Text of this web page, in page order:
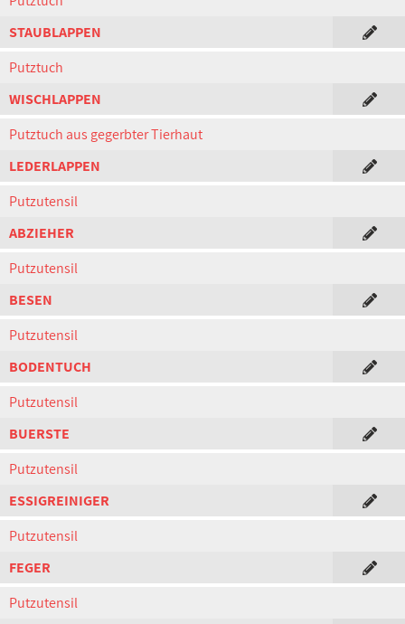
STAUBLAPPEN
Putztuch
WISCHLAPPEN
Putztuch aus gegerbter Tierhaut
LEDERLAPPEN
Putzutensil
ABZIEHER
Putzutensil
BESEN
Putzutensil
BODENTUCH
Putzutensil
BUERSTE
Putzutensil
ESSIGREINIGER
Putzutensil
FEGER
Putzutensil